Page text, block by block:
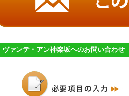
ヴァンテ・アン神楽坂へのお問い合わせ